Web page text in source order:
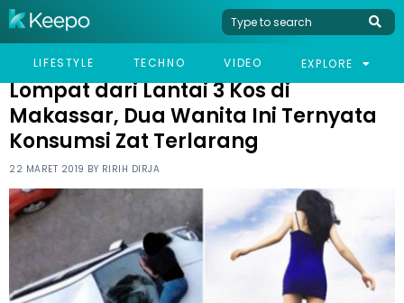
LIFESTYLE TECHNO VIDEO EXPLORE
HOME VIRAL
LOMPAT DARI LANTAI 3 KOS DI MAKASSAR, DUA WANITA INI
Lompat dari Lantai 3 Kos di
Makassar, Dua Wanita Ini Ternyata
Konsumsi Zat Terlarang
22 MARET 2019 BY RIRIH DIRJA